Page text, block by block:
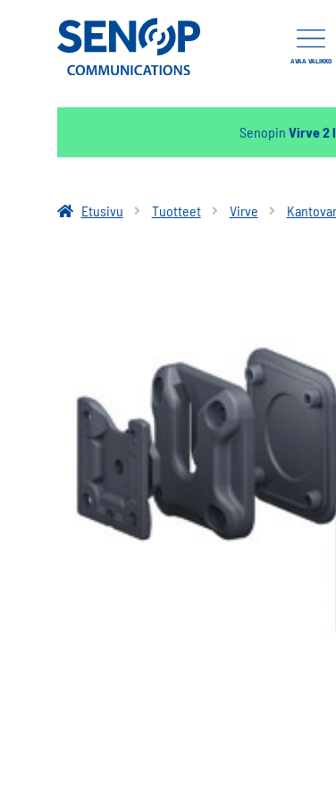
AVAA VALIKKO
Senopin Virve 2
Etusivu
Tuotteet Virve